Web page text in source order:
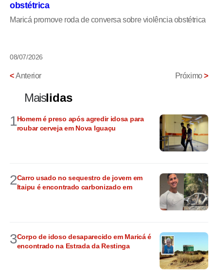
obstétrica
Maricá promove roda de conversa sobre violência obstétrica
08/07/2026
<Anterior Próximo>
Maislidas
1Homem é preso após agredir idosa para
roubar cerveja em Nova Iguaçu
2Carro usado no sequestro de jovem em
Itaipu é encontrado carbonizado em
3Corpo de idoso desaparecido em Maricá é
encontrado na Estrada da Restinga